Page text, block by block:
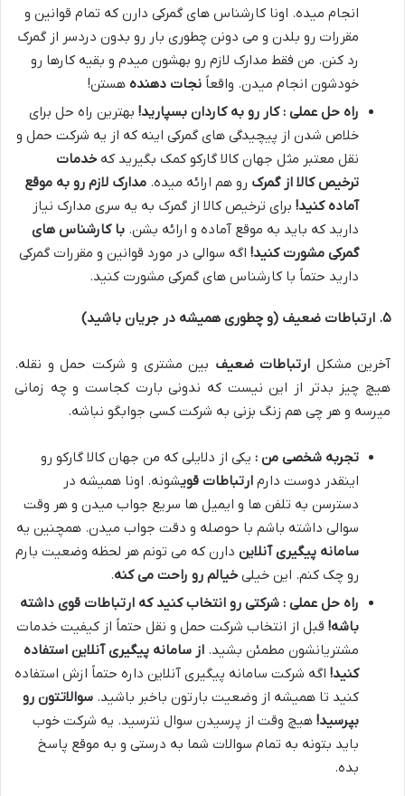
انجام میده. اونا کارشناس های گمرکی دارن که تمام قوانین و
مقررات رو بلدن و می دونن چطوری بار رو بدون دردسر از گمرک
رد کنن. من فقط مدارک لازم رو بهشون میدم و بقیه کارها رو
خودشون انجام میدن. واقعاً نجات دهنده هستن!
راه حل عملی : کار رو به کاردان بسپارید! بهترین راه حل برای
خلاص شدن از پیچیدگی های گمرکی اینه که از یه شرکت حمل و
نقل معتبر مثل جهان کالا گارکو کمک بگیرید که خدمات
ترخیص کالا از گمرک رو هم ارائه میده. مدارک لازم رو به موقع
آماده کنید! برای ترخیص کالا از گمرک به یه سری مدارک نیاز
دارید که باید به موقع آماده و ارائه بشن. با کارشناس های
گمرکی مشورت کنید! اگه سوالی در مورد قوانین و مقررات گمرکی
دارید حتماً با کارشناس های گمرکی مشورت کنید.
۵. ارتباطات ضعیف (و چطوری همیشه در جریان باشید)
آخرین مشکل ارتباطات ضعیف بین مشتری و شرکت حمل و نقله.
هیچ چیز بدتر از این نیست که ندونی بارت کجاست و چه زمانی
میرسه و هر چی هم زنگ بزنی به شرکت کسی جوابگو نباشه.
تجربه شخصی من : یکی از دلایلی که من جهان کالا گارکو رو
اینقدر دوست دارم ارتباطات قویشونه. اونا همیشه در
دسترسن به تلفن ها و ایمیل ها سریع جواب میدن و هر وقت
سوالی داشته باشم با حوصله و دقت جواب میدن. همچنین یه
سامانه پیگیری آنلاین دارن که می تونم هر لحظه وضعیت بارم
رو چک کنم. این خیلی خیالم رو راحت می کنه.
راه حل عملی : شرکتی رو انتخاب کنید که ارتباطات قوی داشته
باشه! قبل از انتخاب شرکت حمل و نقل حتماً از کیفیت خدمات
مشتریانشون مطمئن بشید. از سامانه پیگیری آنلاین استفاده
کنید! اگه شرکت سامانه پیگیری آنلاین داره حتماً ازش استفاده
کنید تا همیشه از وضعیت بارتون باخبر باشید. سوالاتتون رو
بپرسید! هیچ وقت از پرسیدن سوال نترسید. یه شرکت خوب
باید بتونه به تمام سوالات شما به درستی و به موقع پاسخ
بده.